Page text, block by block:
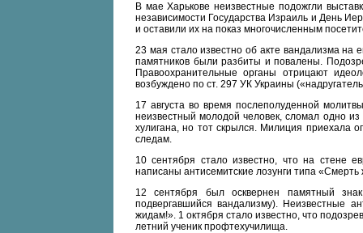
В мае Харькове неизвестные подожгли
независимости Государства Израиль и День
и оставили их на показ многочисленным
23 мая стало известно об акте вандализма на
памятников были разбиты и повалены.
Правоохранительные органы отрицают
возбуждено по ст. 297 УК Украины
17 августа во время послеполуденной
неизвестный молодой человек, сломал одно
хулигана, но тот скрылся. Милиция приехала
следам.
10 сентября стало известно, что на стене
написаны антисемитские лозунги типа
12 сентября был осквернен памятный
подвергавшийся вандализму). Неизвестные
жидам!». 1 октября стало известно, что
летний ученик профтехучилища.